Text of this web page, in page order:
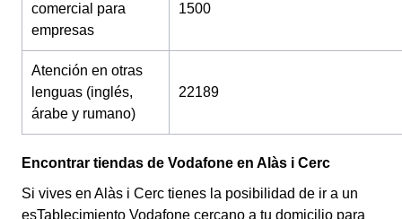
comercial para
empresas
1500
Atención en otras
lenguas (inglés,
árabe y rumano)
22189
Encontrar tiendas de Vodafone en Alàs i Cerc
Si vives en Alàs i Cerc tienes la posibilidad de ir a un
esTablecimiento Vodafone cercano a tu domicilio para